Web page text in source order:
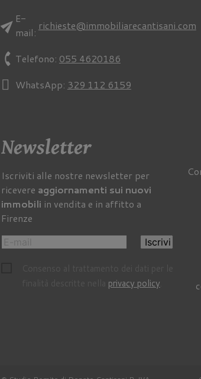
sendE-
mail:
richieste@immobiliarecantisani.com
phoneTelefono: 055 4620186
WhatsApp: 329 112 6159
Newsletter
Iscriviti alle nostre newsletter per
ricevere aggiornamenti sui nuovi
immobili in vendita e in affitto a
Firenze
Iscrivi
privacy policy